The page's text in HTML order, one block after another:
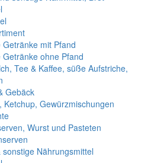
mit Pfand
Getränke ohne Pfand
Tee & Kaffee, süße Aufstriche,
Gebäck
Ketchup, Gewürzmischungen
Wurst und Pasteten
sonstige Nährungsmittel